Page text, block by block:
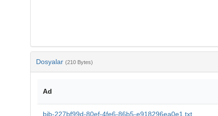
Dosyalar (210 Bytes)
Ad
bib-227bf99d-80ef-4fe6-86b5-e918296ea0e1.txt